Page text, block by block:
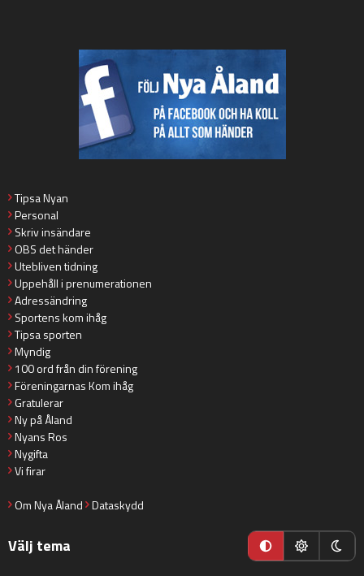
Tipsa Nyan
Personal
Skriv insändare
OBS det händer
Utebliven tidning
Uppehåll i prenumerationen
Adressändring
Sportens kom ihåg
Tipsa sporten
Myndig
100 ord från din förening
Föreningarnas Kom ihåg
Gratulerar
Ny på Åland
Nyans Ros
Nygifta
Vi firar
Om Nya Åland Dataskydd
Välj tema